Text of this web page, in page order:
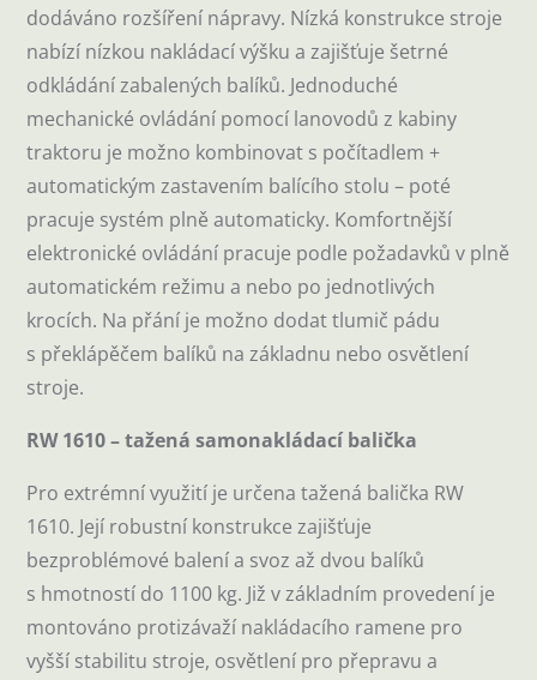
dodáváno rozšíření nápravy. Nízká konstrukce stroje
nabízí nízkou nakládací výšku a zajišťuje šetrné
odkládání zabalených balíků. Jednoduché
mechanické ovládání pomocí lanovodů z kabiny
traktoru je možno kombinovat s počítadlem +
automatickým zastavením balícího stolu – poté
pracuje systém plně automaticky. Komfortnější
elektronické ovládání pracuje podle požadavků v plně
automatickém režimu a nebo po jednotlivých
krocích. Na přání je možno dodat tlumič pádu
s překlápěčem balíků na základnu nebo osvětlení
stroje.
RW 1610 – tažená samonakládací balička
Pro extrémní využití je určena tažená balička RW
1610. Její robustní konstrukce zajišťuje
bezproblémové balení a svoz až dvou balíků
s hmotností do 1100 kg. Již v základním provedení je
montováno protizávaží nakládacího ramene pro
vyšší stabilitu stroje, osvětlení pro přepravu a